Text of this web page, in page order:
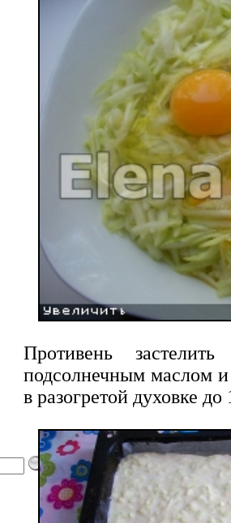
Противень
подсолнечным маслом
в разогретой духовке